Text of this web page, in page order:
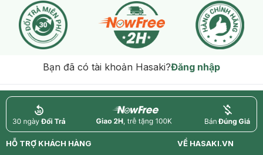
Bạn đã có tài khoản Hasaki?Đăng nhập
return nowfree price
HỖ TRỢ KHÁCH HÀNG
VỀ HASAKI.VN